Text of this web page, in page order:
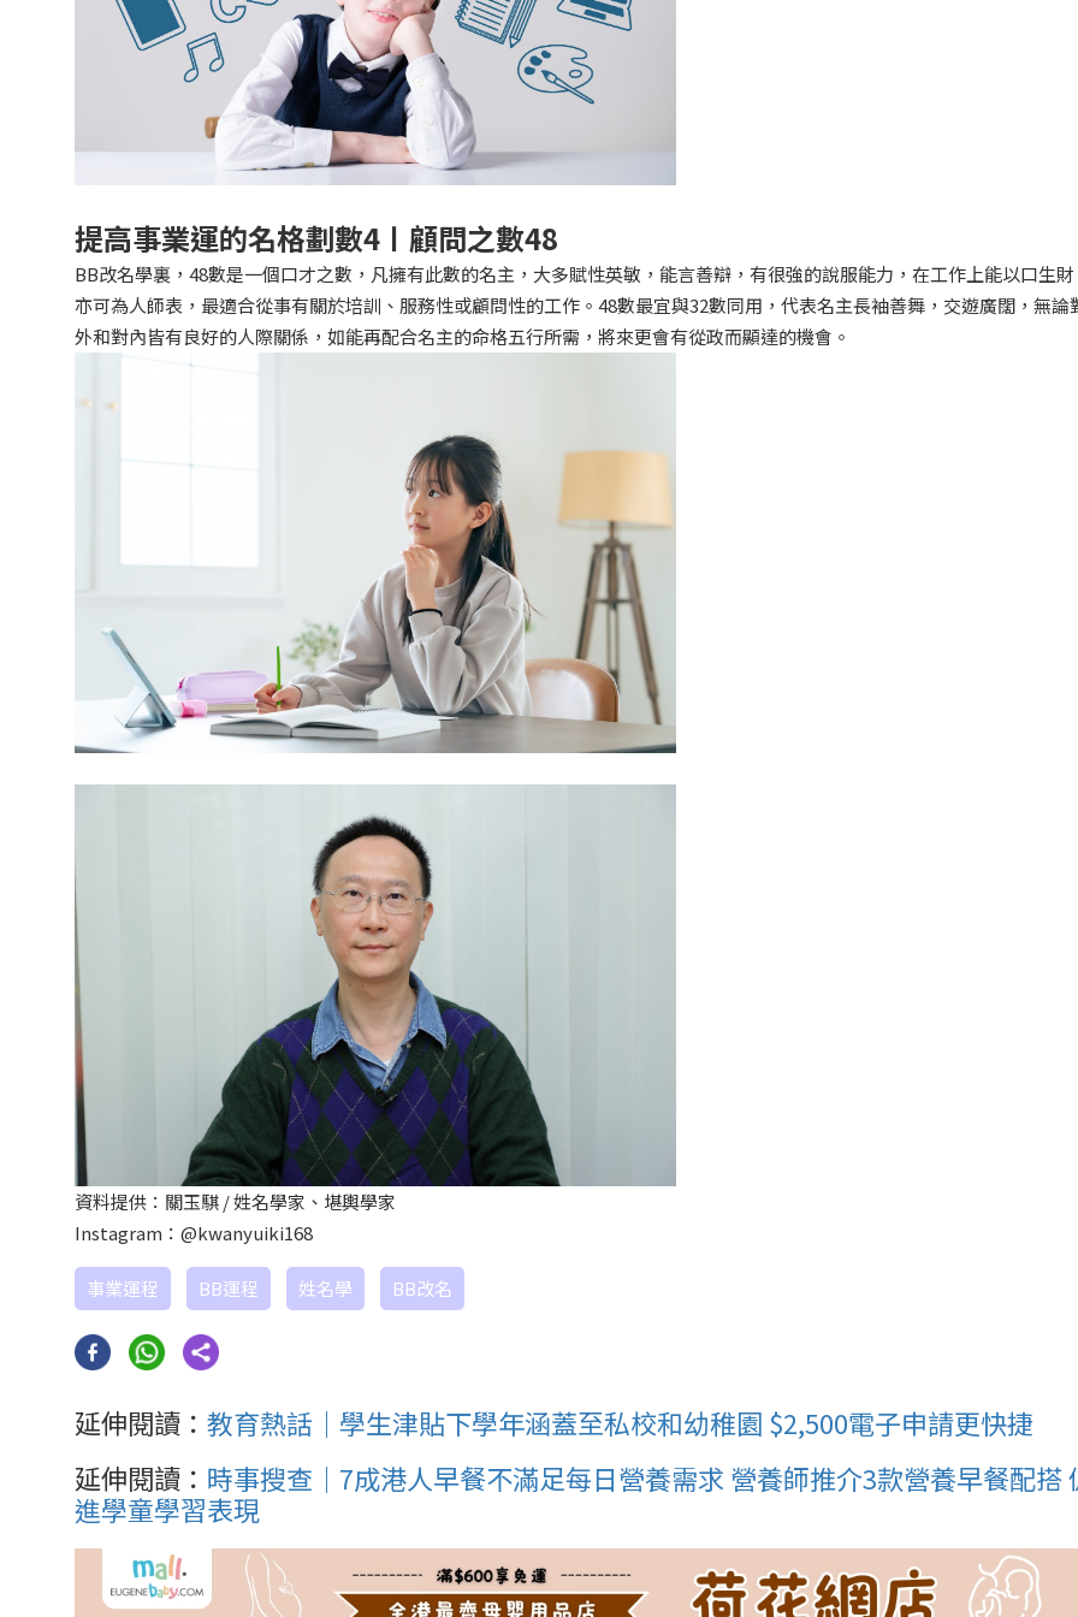
提高事業運的名格劃數4〡顧問之數48
BB改名學裏，48數是一個口才之數，凡擁有此數的名主，大多賦性英敏，能言善辯，有很強的說服能力，在工作上能以口生
亦可為人師表，最適合從事有關於培訓、服務性或顧問性的工作。48數最宜與32數同用，代表名主長袖善舞，交遊廣闊，無論
外和對內皆有良好的人際關係，如能再配合名主的命格五行所需，將來更會有從政而顯達的機會。
資料提供：關玉騏 / 姓名學家、堪輿學家
Instagram：@kwanyuiki168
事業運程 BB運程 姓名學 BB改名
延伸閱讀： 教育熱話｜學生津貼下學年涵蓋至私校和幼稚園 $2,500電子申請更快捷
延伸閱讀： 時事搜查｜7成港人早餐不滿足每日營養需求 營養師推介3款營養早餐配搭
進學童學習表現